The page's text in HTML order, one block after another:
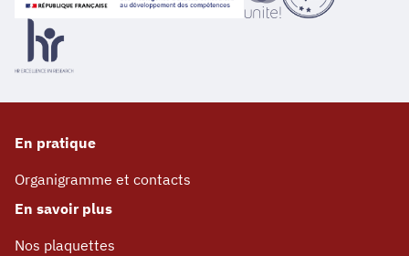
En pratique
Organigramme et contacts
En savoir plus
Nos plaquettes